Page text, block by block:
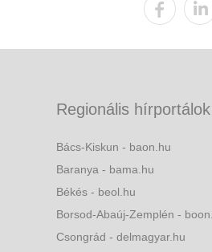
Regionális hírportálok
Bács-Kiskun - baon.hu
Baranya - bama.hu
Békés - beol.hu
Borsod-Abaúj-Zemplén -
Csongrád - delmagyar.hu